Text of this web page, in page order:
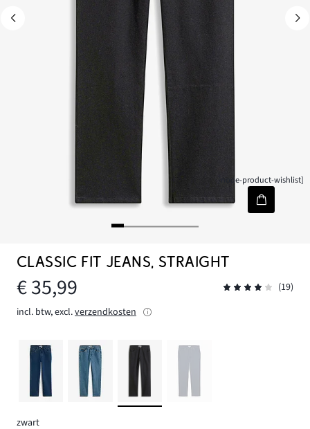
[node-product-wishlist]
CLASSIC FIT JEANS, STRAIGHT
€ 35,99
(19)
incl. btw, excl.verzendkosten
zwart